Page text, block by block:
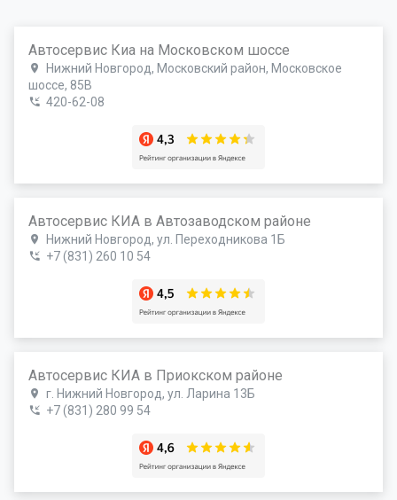
Автосервис Киа на Московском шоссе
Нижний Новгород, Московский район, Московское
шоссе, 85В
420-62-08
Автосервис КИА в Автозаводском районе
Нижний Новгород, ул. Переходникова 1Б
+7 (831) 260 10 54
Автосервис КИА в Приокском районе
г. Нижний Новгород, ул. Ларина 13Б
+7 (831) 280 99 54